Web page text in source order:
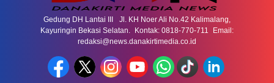
Gedung DH Lantai III Jl. KH Noer Ali No.42 Kalimalang,
Kayuringin Bekasi Selatan. Kontak: 0818-770-711 Email:
redaksi@news.danakirtimedia.co.id